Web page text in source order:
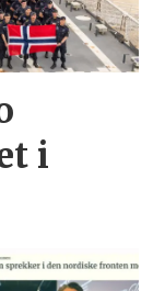
i